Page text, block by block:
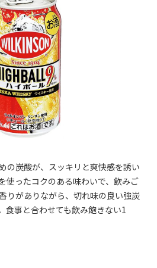
の炭酸が、スッキリと爽快感を誘い
使ったコクのある味わいで、飲みご
りがありながら、切れ味の良い強炭
食事と合わせても飲み飽きない1